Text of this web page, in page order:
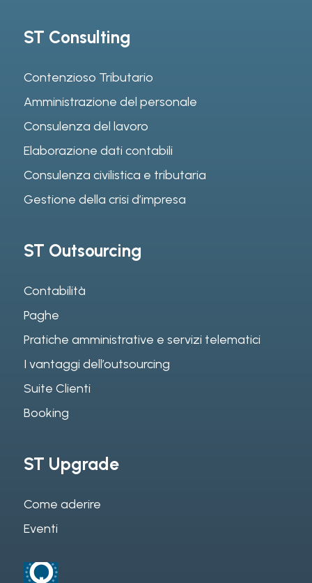
ST Consulting
Contenzioso Tributario
Amministrazione del personale
Consulenza del lavoro
Elaborazione dati contabili
Consulenza civilistica e tributaria
Gestione della crisi d’impresa
ST Outsourcing
Contabilità
Paghe
Pratiche amministrative e servizi telematici
I vantaggi dell’outsourcing
Suite Clienti
Booking
ST Upgrade
Come aderire
Eventi